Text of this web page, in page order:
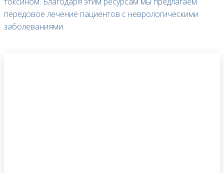
передовое лечение пациентов с неврологическими
заболеваниями.